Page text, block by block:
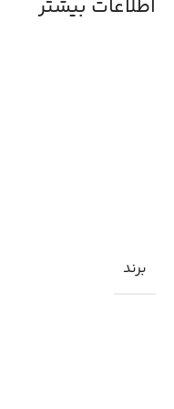
اطلاعات بیشتر
برند